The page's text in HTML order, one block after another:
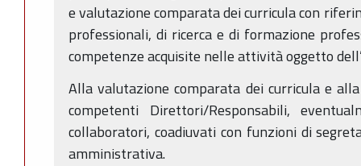
e valutazione comparata dei curricula con
professionali, di ricerca e di formazione
competenze acquisite nelle attività oggetto
Alla valutazione comparata dei curricula e
competenti Direttori/Responsabili,
collaboratori, coadiuvati con funzioni di
amministrativa.